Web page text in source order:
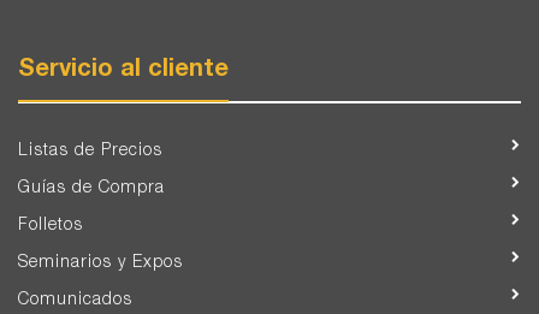
Servicio al cliente
Listas de Precios
Guías de Compra
Folletos
Seminarios y Expos
Comunicados